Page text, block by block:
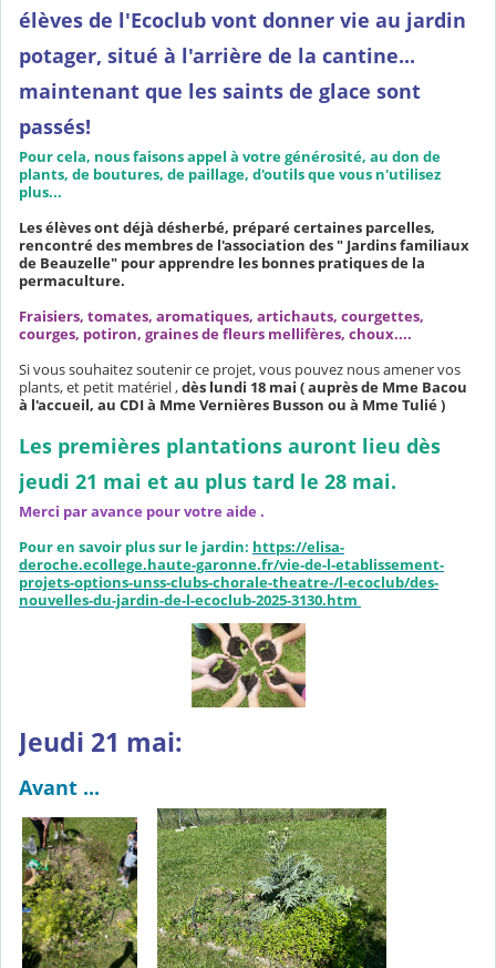
élèves de l'Ecoclub vont donner vie au jardin
potager, situé à l'arrière de la cantine...
maintenant que les saints de glace sont
passés!
Pour cela, nous faisons appel à votre générosité, au don de
plants, de boutures, de paillage, d'outils que vous n'utilisez
plus...
Les élèves ont déjà désherbé, préparé certaines parcelles,
rencontré des membres de l'association des " Jardins familiaux
de Beauzelle" pour apprendre les bonnes pratiques de la
permaculture.
Fraisiers, tomates, aromatiques, artichauts, courgettes,
courges, potiron, graines de fleurs mellifères, choux....
Si vous souhaitez soutenir ce projet, vous pouvez nous amener vos
plants, et petit matériel ,dès lundi 18 mai ( auprès de Mme Bacou
à l'accueil, au CDI à Mme Vernières Busson ou à Mme Tulié )
Les premières plantations auront lieu dès
jeudi 21 mai et au plus tard le 28 mai.
Merci par avance pour votre aide .
Pour en savoir plus sur le jardin: https://elisa-
deroche.ecollege.haute-garonne.fr/vie-de-l-etablissement-
projets-options-unss-clubs-chorale-theatre-/l-ecoclub/des-
nouvelles-du-jardin-de-l-ecoclub-2025-3130.htm
Jeudi 21 mai:
Avant ...